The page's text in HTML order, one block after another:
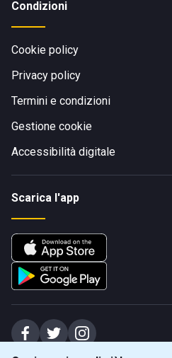
Condizioni
Cookie policy
Privacy policy
Termini e condizioni
Gestione cookie
Accessibilità digitale
Scarica l'app